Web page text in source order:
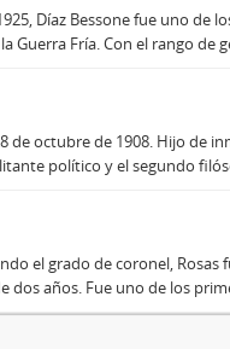
Díaz Bessone fue uno de
Fría. Con el rango de
de octubre de 1908. Hijo de
político y el segundo
el grado de coronel, Rosas
años. Fue uno de los